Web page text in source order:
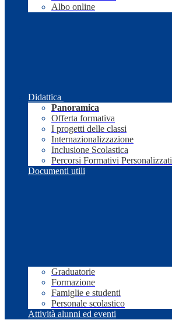
Albo online
Didattica
Panoramica
Offerta formativa
I progetti delle classi
Internazionalizzazione
Inclusione Scolastica
Percorsi Formativi Personalizzati
Documenti utili
Graduatorie
Formazione
Famiglie e studenti
Personale scolastico
Attività alunni ed eventi